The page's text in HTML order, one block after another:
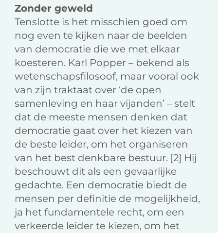
Zonder geweld
Tenslotte is het misschien goed om
nog even te kijken naar de beelden
van democratie die we met elkaar
koesteren. Karl Popper – bekend als
wetenschapsfilosoof, maar vooral ook
van zijn traktaat over ‘de open
samenleving en haar vijanden’ – stelt
dat de meeste mensen denken dat
democratie gaat over het kiezen van
de beste leider, om het organiseren
van het best denkbare bestuur. [2] Hij
beschouwt dit als een gevaarlijke
gedachte. Een democratie biedt de
mensen per definitie de mogelijkheid,
ja het fundamentele recht, om een
verkeerde leider te kiezen, om het